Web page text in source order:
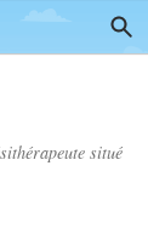
situé